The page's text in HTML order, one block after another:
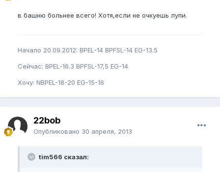
в башню больнее всего! Хотя,если не очкуешь лупи.
Начало 20.09.2012: BPEL-14 BPFSL-14 EG-13.5
Сейчас: BPEL-16.3 BPFSL-17,5 EG-14
Хочу: NBPEL-18-20 EG-15-16
22bob
Опубликовано 30 апреля, 2013
tim566 сказал: